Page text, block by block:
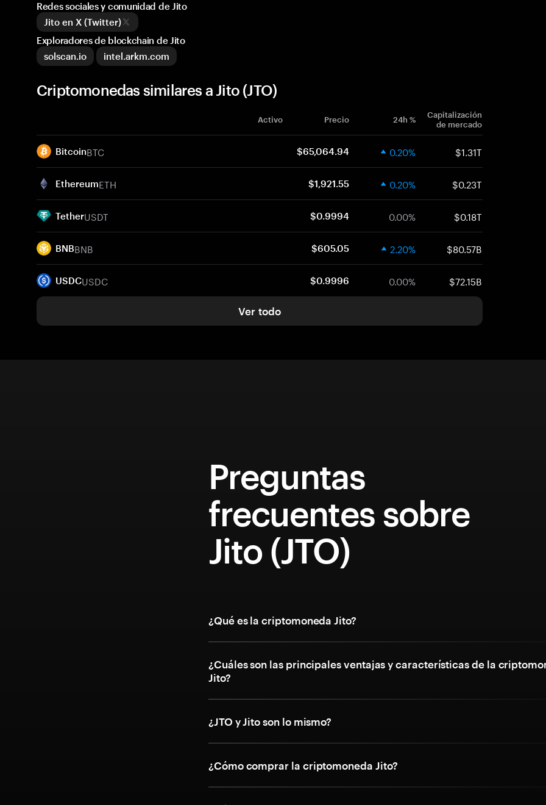
Redes sociales y comunidad de Jito
Jito en X (Twitter)
Exploradores de blockchain de Jito
solscan.io
intel.arkm.com
Criptomonedas similares a Jito (JTO)
Activo Precio 24h %
Capitalización
de mercado
BitcoinBTC $65,064.94 0.20% $1.31T
EthereumETH $1,921.55 0.20% $0.23T
TetherUSDT $0.9994 0.00% $0.18T
BNBBNB $605.05 2.20% $80.57B
USDCUSDC $0.9996 0.00% $72.15B
Ver todo
Preguntas
frecuentes sobre
Jito (JTO)
¿Qué es la criptomoneda Jito?
¿Cuáles son las principales ventajas y características de la
Jito?
¿JTO y Jito son lo mismo?
¿Cómo comprar la criptomoneda Jito?